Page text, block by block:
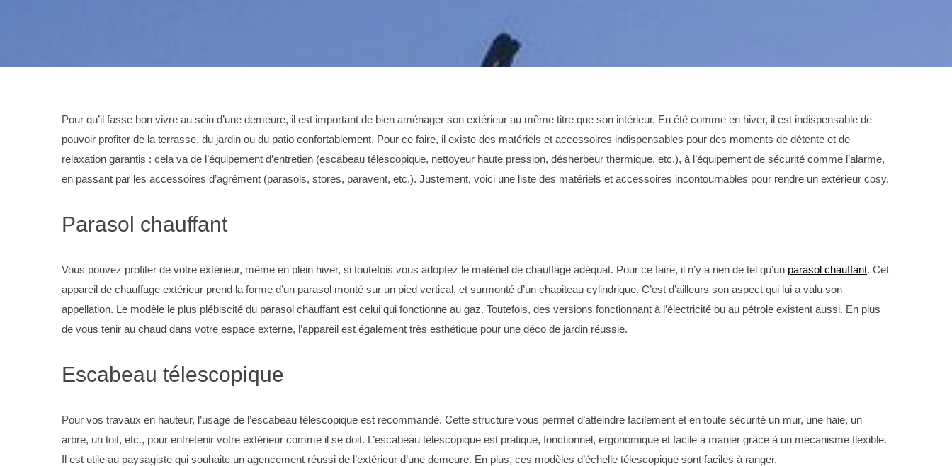
Pour qu’il fasse bon vivre au sein d’une demeure, il est important de bien aménager son extérieur au même titre que son intérieur. En été comme en hiver, il est indispensable de
pouvoir profiter de la terrasse, du jardin ou du patio confortablement. Pour ce faire, il existe des matériels et accessoires indispensables pour des moments de détente et de
relaxation garantis : cela va de l’équipement d’entretien (escabeau télescopique, nettoyeur haute pression, désherbeur thermique, etc.), à l’équipement de sécurité comme l’alarme,
en passant par les accessoires d’agrément (parasols, stores, paravent, etc.). Justement, voici une liste des matériels et accessoires incontournables pour rendre un extérieur cosy.
Parasol chauffant
Vous pouvez profiter de votre extérieur, même en plein hiver, si toutefois vous adoptez le matériel de chauffage adéquat. Pour ce faire, il n’y a rien de tel qu’un parasol chauffant. Cet
appareil de chauffage extérieur prend la forme d’un parasol monté sur un pied vertical, et surmonté d’un chapiteau cylindrique. C’est d’ailleurs son aspect qui lui a valu son
appellation. Le modèle le plus plébiscité du parasol chauffant est celui qui fonctionne au gaz. Toutefois, des versions fonctionnant à l’électricité ou au pétrole existent aussi. En plus
de vous tenir au chaud dans votre espace externe, l’appareil est également très esthétique pour une déco de jardin réussie.
Escabeau télescopique
Pour vos travaux en hauteur, l’usage de l’escabeau télescopique est recommandé. Cette structure vous permet d’atteindre facilement et en toute sécurité un mur, une haie, un
arbre, un toit, etc., pour entretenir votre extérieur comme il se doit. L’escabeau télescopique est pratique, fonctionnel, ergonomique et facile à manier grâce à un mécanisme flexible.
Il est utile au paysagiste qui souhaite un agencement réussi de l’extérieur d’une demeure. En plus, ces modèles d’échelle télescopique sont faciles à ranger.